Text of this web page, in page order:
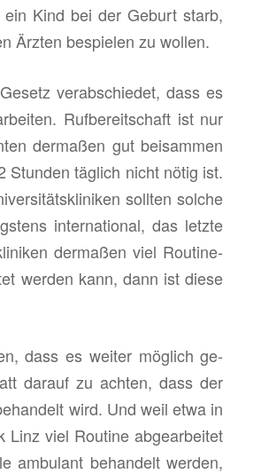
Kind bei der Ge­burt starb,
Ärz­ten be­spie­len zu wol­len.
ver­ab­schie­det, dass es
Ruf­be­reit­schaft ist nur
der­ma­ßen gut bei­sam­men
Stun­den täg­lich nicht nötig ist.
soll­ten sol­che
in­ter­na­tio­nal, das letz­te
der­ma­ßen viel Rou­ti­ne­
wer­den kann, dann ist diese
dass es wei­ter mög­lich ge­
dar­auf zu ach­ten, dass der
wird. Und weil etwa in
Linz viel Rou­ti­ne ab­ge­ar­bei­tet
am­bu­lant be­han­delt wer­den,